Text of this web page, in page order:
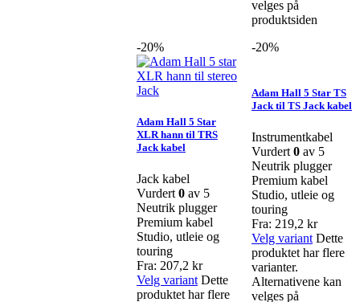
velges på
produktsiden
-20%
Adam Hall 5 Star
XLR hann til TRS
Jack kabel
Jack kabel
Vurdert 0av 5
Neutrik plugger
Premium kabel
Studio, utleie og
touring
Fra: 207,2 kr
Velg variant Dette
produktet har flere
-20%
Adam Hall 5 Star TS
Jack til TS Jack kabel
Instrumentkabel
Vurdert 0av 5
Neutrik plugger
Premium kabel
Studio, utleie og
touring
Fra: 219,2 kr
Velg variant Dette
produktet har flere
varianter.
Alternativene kan
velges på